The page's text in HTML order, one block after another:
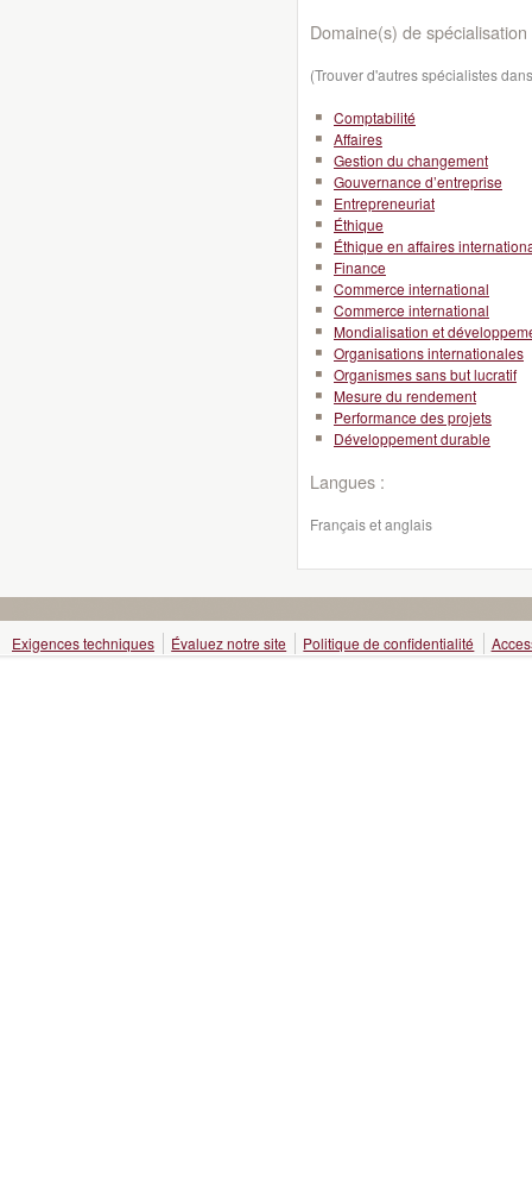
Domaine(s) de spécialisation
(Trouver d'autres spécialistes
Comptabilité
Affaires
Gestion du changement
Gouvernance d’entreprise
Entrepreneuriat
Éthique
Éthique en affaires
Finance
Commerce international
Commerce international
Mondialisation et
Organisations internationales
Organismes sans but lucratif
Mesure du rendement
Performance des projets
Développement durable
Langues :
Français et anglais
Exigences techniques Évaluez notre site Politique de confidentialité